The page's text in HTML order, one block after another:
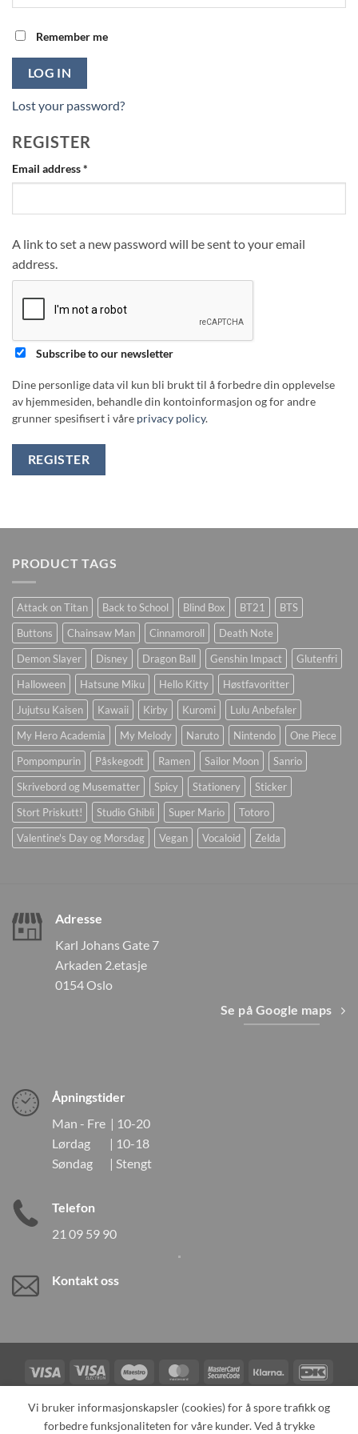
Remember me
LOG IN
Lost your password?
REGISTER
Email address*
A link to set a new password will be sent to your email
address.
Subscribe to our newsletter
Dine personlige data vil kun bli brukt til å forbedre din opplevelse
av hjemmesiden, behandle din kontoinformasjon og for andre
grunner spesifisert i våre privacy policy.
REGISTER
PRODUCT TAGS
Attack on Titan Back to School Blind Box BT21
BTS
Buttons
Chainsaw Man Cinnamoroll
Death Note
Demon Slayer
Disney Dragon Ball Genshin Impact
Glutenfri
Halloween
Hatsune Miku Hello Kitty
Høstfavoritter
Jujutsu Kaisen
Kawaii Kirby Kuromi
Lulu Anbefaler
My Hero Academia
My Melody Naruto Nintendo
One Piece
Pompompurin
Påskegodt Ramen Sailor Moon
Sanrio
Skrivebord og Musematter
Spicy Stationery
Sticker
Stort Priskutt!
Studio Ghibli Super Mario
Totoro
Valentine's Day og Morsdag
Vegan Vocaloid Zelda
Adresse
Karl Johans Gate 7
Arkaden 2.etasje
0154 Oslo
Se på Google maps
Åpningstider
Man - Fre | 10-20
Lørdag | 10-18
Søndag | Stengt
Telefon
21 09 59 90
Kontakt oss
Visa
Visa
Electron
Maestro MasterCardMasterCard
2
Klarna
Card
TILBAKEKALLINGER KONTAKT OSS OM OSS
Vi bruker informasjonskapsler (cookies) for å spore trafikk og
forbedre funksjonaliteten for våre kunder. Ved å trykke